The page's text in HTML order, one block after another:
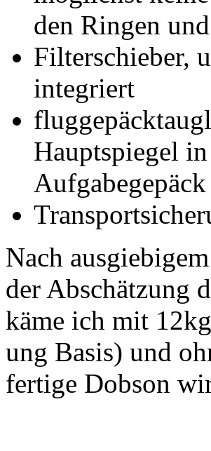
den Ringen
Filterschieber,
integriert
Hauptspiegel
Aufgabegepäck
Nach
der Abschätzung
käme ich mit
ung Basis) und
fertige Dobson